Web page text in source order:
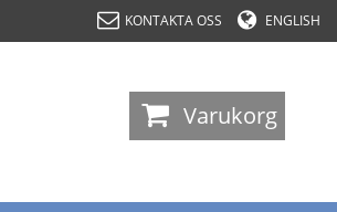
KONTAKTA OSS- ENGLISH
Varukorg